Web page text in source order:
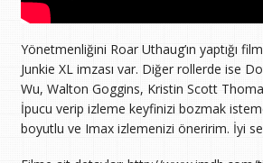
Yönetmenliğini Roar Uthaug’ın yaptığı
Junkie XL imzası var. Diğer rollerde ise
Wu, Walton Goggins, Kristin Scott
İpucu verip izleme keyfinizi bozmak
boyutlu ve Imax izlemenizi öneririm. İyi